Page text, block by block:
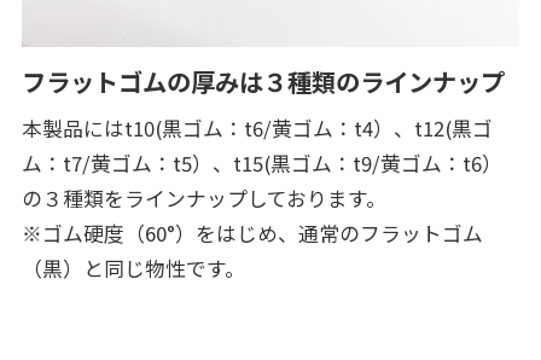
フラットゴムの厚みは３種類のラインナップ
本製品にはt10(黒ゴム：t6/黄ゴム：t4）、t12(黒ゴ
ム：t7/黄ゴム：t5）、t15(黒ゴム：t9/黄ゴム：t6）
の３種類をラインナップしております。
※ゴム硬度（60°）をはじめ、通常のフラットゴム
（黒）と同じ物性です。